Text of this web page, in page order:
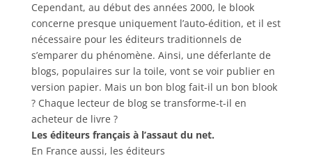
Cependant, au début des années 2000, le blook
concerne presque uniquement l’auto-édition, et il est
nécessaire pour les éditeurs traditionnels de
s’emparer du phénomène. Ainsi, une déferlante de
blogs, populaires sur la toile, vont se voir publier en
version papier. Mais un bon blog fait-il un bon blook
? Chaque lecteur de blog se transforme-t-il en
acheteur de livre ?
Les éditeurs français à l’assaut du net.
En France aussi, les éditeurs